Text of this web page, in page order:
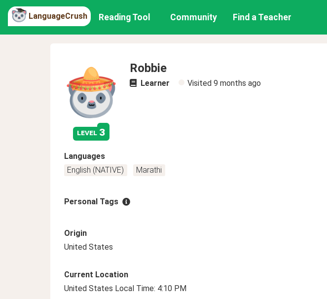
LanguageCrush Reading Tool Community Find a Teacher
level 3
Robbie
Learner Visited 9 months ago
Languages
English (NATIVE)
Marathi
Personal Tags
Origin
United States
Current Location
United States Local Time: 4:10 PM